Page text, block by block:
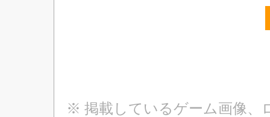
※ 掲載しているゲーム画像、